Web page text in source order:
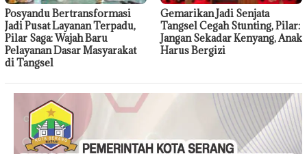
Posyandu Bertransformasi
Jadi Pusat Layanan Terpadu,
Pilar Saga: Wajah Baru
Pelayanan Dasar Masyarakat
di Tangsel
Gemarikan Jadi Senjata
Tangsel Cegah Stunting, Pilar:
Jangan Sekadar Kenyang, Anak
Harus Bergizi